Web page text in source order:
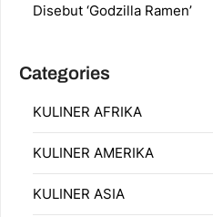
Disebut ‘Godzilla Ramen’
Categories
KULINER AFRIKA
KULINER AMERIKA
KULINER ASIA